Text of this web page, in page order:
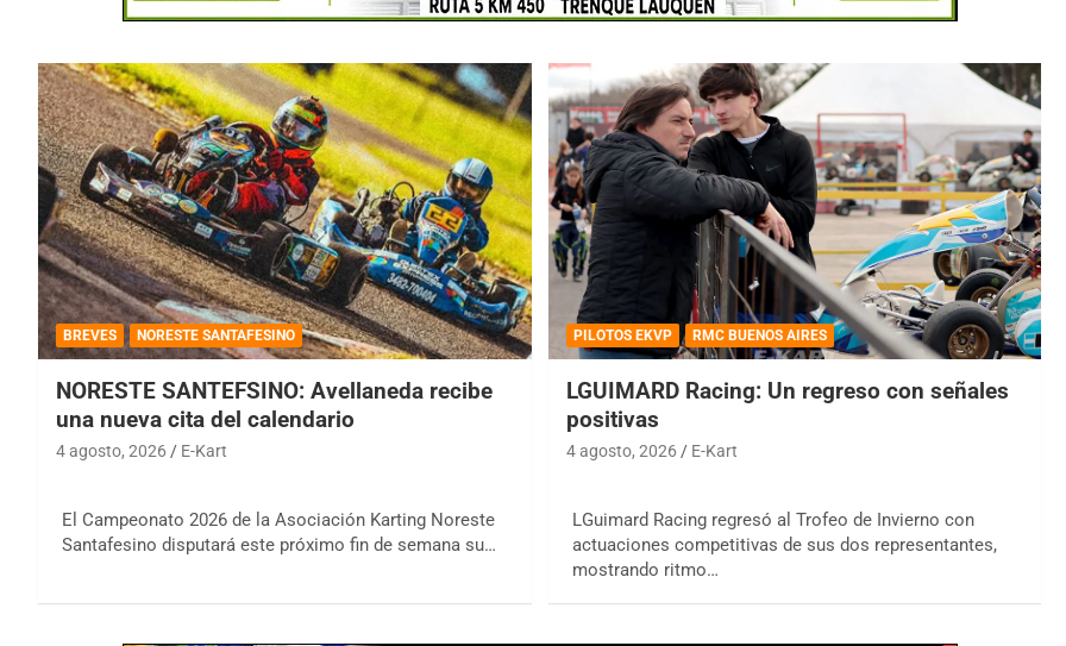
BREVES NORESTE SANTAFESINO
NORESTE SANTEFSINO: Avellaneda recibe
una nueva cita del calendario
4 agosto, 2026 E-Kart
El Campeonato 2026 de la Asociación Karting Noreste
Santafesino disputará este próximo fin de semana su…
PILOTOS EKVP RMC BUENOS AIRES
LGUIMARD Racing: Un regreso con señales
positivas
4 agosto, 2026 E-Kart
LGuimard Racing regresó al Trofeo de Invierno con
actuaciones competitivas de sus dos representantes,
mostrando ritmo…